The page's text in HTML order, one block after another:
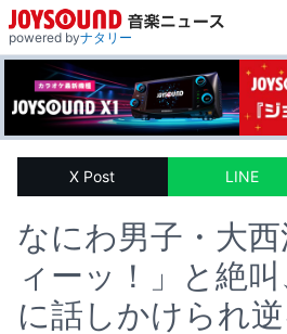
powered byナタリー
X Post LINE
なにわ男子・大西
ィーッ！」と絶
に話しかけられ